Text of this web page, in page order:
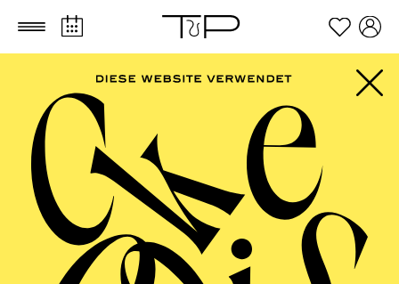
Zum Hauptinhalt springen Zum Footer springen
PHILHARMONIE